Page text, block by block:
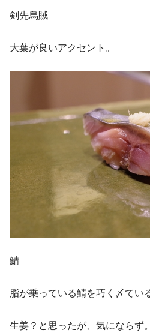
剣先烏賊
大葉が良いアクセント。
鯖
脂が乗っている鯖を巧く〆てい
生姜？と思ったが、気にならず。